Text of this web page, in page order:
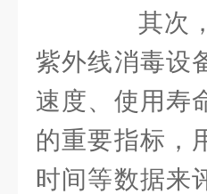
其次，
紫外线消毒设
速度、使用寿
的重要指标，
时间等数据来